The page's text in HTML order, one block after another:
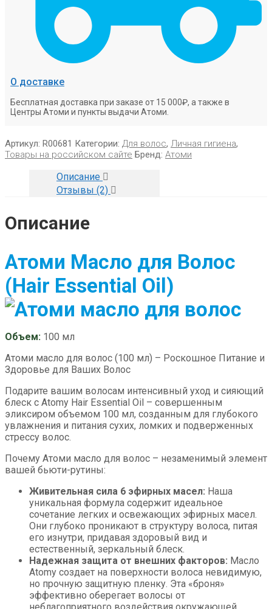
О доставке
Бесплатная доставка при заказе от 15 000₽, а также в
Центры Атоми и пункты выдачи Атоми.
Артикул: R00681 Категории: Для волос, Личная гигиена,
Товары на российском сайте Бренд: Атоми
Описание
Отзывы (2)
Описание
Атоми Масло для Волос
(Hair Essential Oil)
Объем: 100 мл
Атоми масло для волос (100 мл) – Роскошное Питание и
Здоровье для Ваших Волос
Подарите вашим волосам интенсивный уход и сияющий
блеск с Atomy Hair Essential Oil – совершенным
эликсиром объемом 100 мл, созданным для глубокого
увлажнения и питания сухих, ломких и подверженных
стрессу волос.
Почему Атоми масло для волос – незаменимый элемент
вашей бьюти-рутины:
Живительная сила 6 эфирных масел: Наша
уникальная формула содержит идеальное
сочетание легких и освежающих эфирных масел.
Они глубоко проникают в структуру волоса, питая
его изнутри, придавая здоровый вид и
естественный, зеркальный блеск.
Надежная защита от внешних факторов: Масло
Atomy создает на поверхности волоса невидимую,
но прочную защитную пленку. Эта «броня»
эффективно оберегает волосы от